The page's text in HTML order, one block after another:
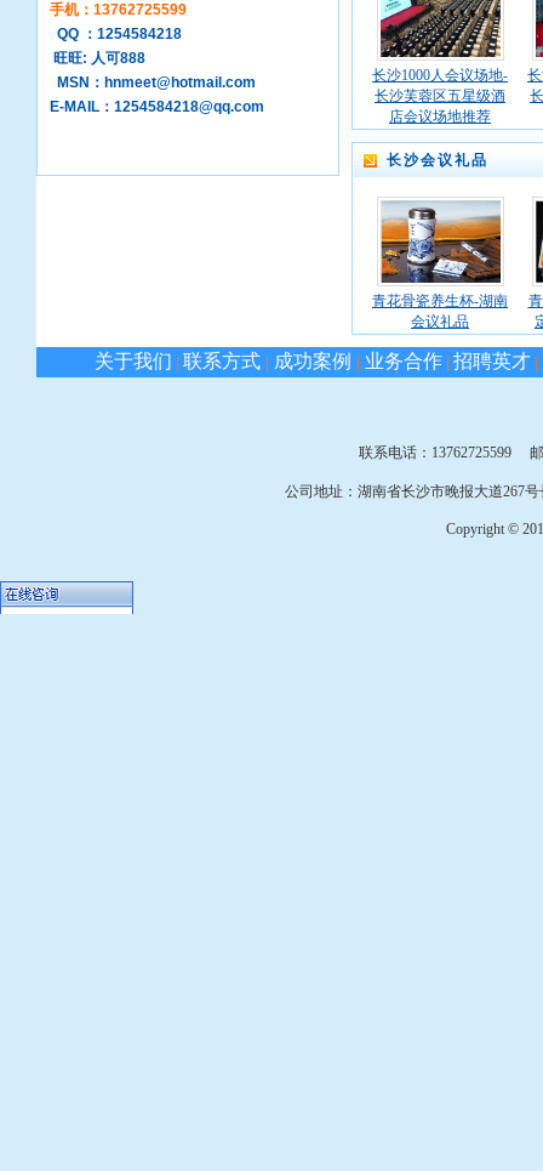
手机：13762725599
QQ ：1254584218
旺旺: 人可888
MSN：hnmeet@hotmail.com
E-MAIL：1254584218@qq.com
长沙1000人会议场地-
长沙芙蓉区五星级酒
店会议场地推荐
长沙会议礼品
青花骨瓷养生杯-湖南
会议礼品
关于我们 | 联系方式 | 成功案例 | 业务合作 | 招聘英才 |
联系电话：13762725599
公司地址：湖南省长沙市晚报大道267
Copyright ©